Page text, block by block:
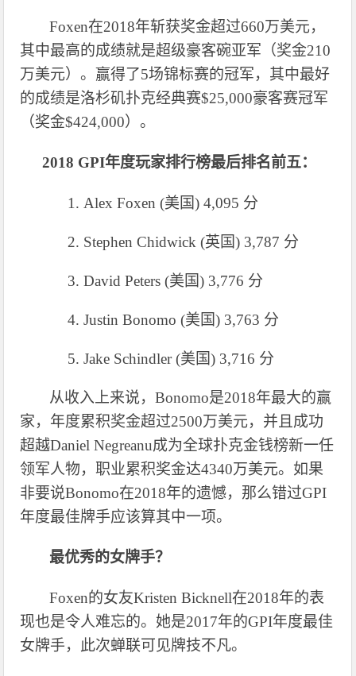
Foxen在2018年斩获奖金超过660万美元，
其中最高的成绩就是超级豪客碗亚军（奖金210
万美元）。赢得了5场锦标赛的冠军，其中最好
的成绩是洛杉矶扑克经典赛$25,000豪客赛冠军
（奖金$424,000）。
2018 GPI年度玩家排行榜最后排名前五：
1.Alex Foxen (美国) 4,095 分
2. Stephen Chidwick (英国) 3,787 分
3.David Peters (美国) 3,776 分
4.Justin Bonomo (美国) 3,763 分
5.Jake Schindler (美国) 3,716 分
从收入上来说，Bonomo是2018年最大的赢
家，年度累积奖金超过2500万美元，并且成功
超越Daniel Negreanu成为全球扑克金钱榜新一任
领军人物，职业累积奖金达4340万美元。如果
非要说Bonomo在2018年的遗憾，那么错过GPI
年度最佳牌手应该算其中一项。
最优秀的女牌手？
Foxen的女友Kristen Bicknell在2018年的表
现也是令人难忘的。她是2017年的GPI年度最佳
女牌手，此次蝉联可见牌技不凡。